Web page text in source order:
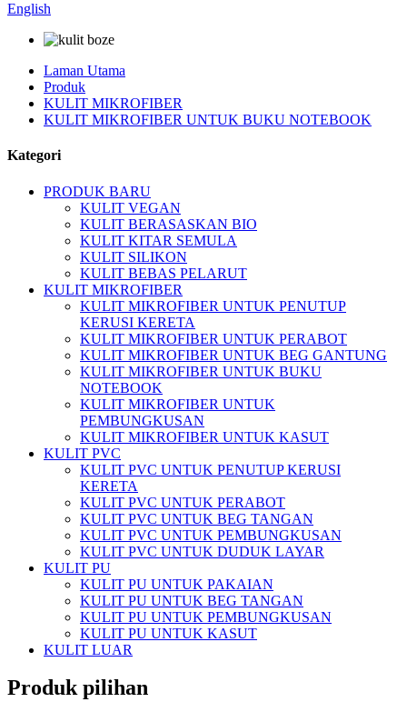
English
Laman Utama
Produk
KULIT MIKROFIBER
KULIT MIKROFIBER UNTUK BUKU NOTEBOOK
Kategori
PRODUK BARU
KULIT VEGAN
KULIT BERASASKAN BIO
KULIT KITAR SEMULA
KULIT SILIKON
KULIT BEBAS PELARUT
KULIT MIKROFIBER
KULIT MIKROFIBER UNTUK PENUTUP
KERUSI KERETA
KULIT MIKROFIBER UNTUK PERABOT
KULIT MIKROFIBER UNTUK BEG GANTUNG
KULIT MIKROFIBER UNTUK BUKU
NOTEBOOK
KULIT MIKROFIBER UNTUK
PEMBUNGKUSAN
KULIT MIKROFIBER UNTUK KASUT
KULIT PVC
KULIT PVC UNTUK PENUTUP KERUSI
KERETA
KULIT PVC UNTUK PERABOT
KULIT PVC UNTUK BEG TANGAN
KULIT PVC UNTUK PEMBUNGKUSAN
KULIT PVC UNTUK DUDUK LAYAR
KULIT PU
KULIT PU UNTUK PAKAIAN
KULIT PU UNTUK BEG TANGAN
KULIT PU UNTUK PEMBUNGKUSAN
KULIT PU UNTUK KASUT
KULIT LUAR
Produk pilihan